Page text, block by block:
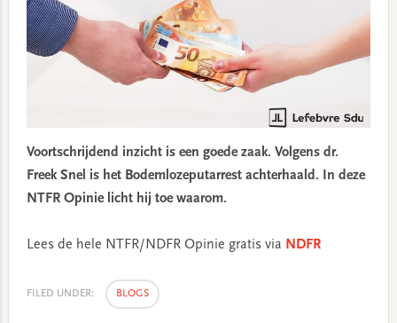
Voortschrijdend inzicht is een goede zaak. Volgens dr.
Freek Snel is het Bodemlozeputarrest achterhaald. In deze
NTFR Opinie licht hij toe waarom.
Lees de hele NTFR/NDFR Opinie gratis via NDFR
FILED UNDER: BLOGS